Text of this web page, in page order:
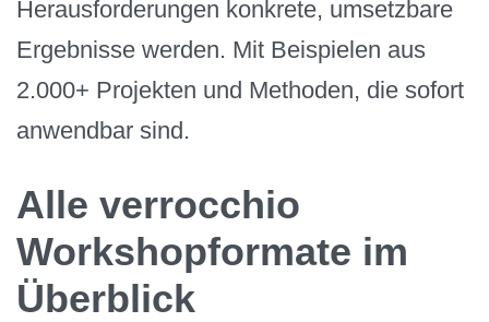
Herausforderungen konkrete, umsetzbare
Ergebnisse werden. Mit Beispielen aus
2.000+ Projekten und Methoden, die sofort
anwendbar sind.
Alle verrocchio
Workshopformate im
Überblick